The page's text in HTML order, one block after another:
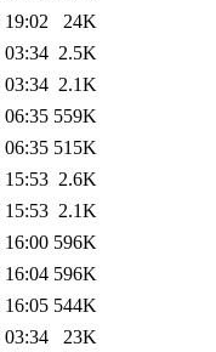
19:02
24K
03:34 2.5K
03:34 2.1K
06:35 559K
06:35 515K
15:53 2.6K
15:53 2.1K
16:00 596K
16:04 596K
16:05 544K
03:34 23K